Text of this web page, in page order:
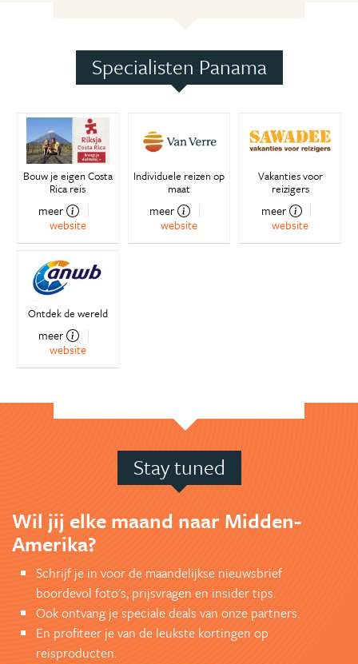
Specialisten Panama
Bouw je eigen Costa
Rica reis
meer
website
Individuele reizen op
maat
meer
website
Vakanties voor
reizigers
meer
website
Ontdek de wereld
meer
website
Stay tuned
Wil jij elke maand naar Midden-
Amerika?
Schrijf je in voor de maandelijkse nieuwsbrief
boordevol foto's, prijsvragen en insider tips.
Ook ontvang je speciale deals van onze partners.
En profiteer je van de leukste kortingen op
reisproducten.